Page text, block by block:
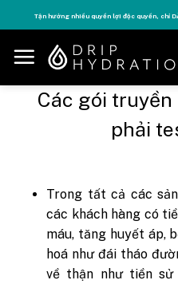
to
content
Tận hưởng nhiều quyền lợi độc quyền, chỉ
Các gói
phải
Trong tất cả các
các khách hàng có
máu, tăng huyết áp,
hoá như đái tháo
về thận như tiền sử